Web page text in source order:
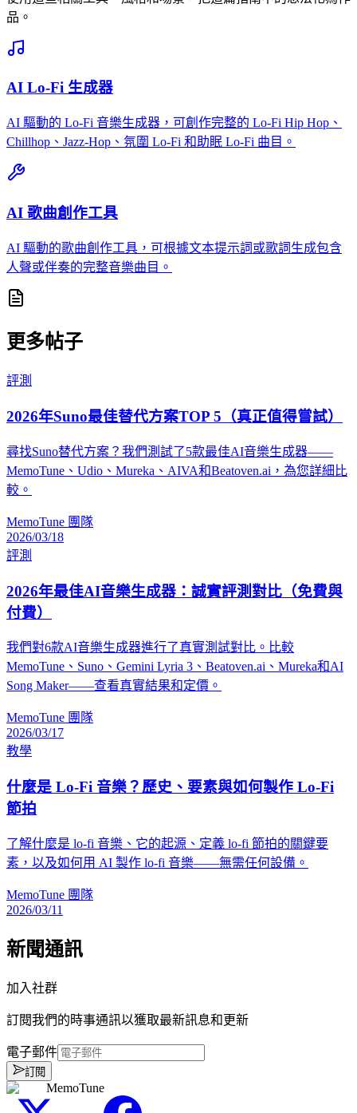
品。
AI Lo-Fi 生成器
AI 驅動的 Lo-Fi 音樂生成器，可創作完整的 Lo-Fi Hip Hop、
Chillhop、Jazz-Hop、氛圍 Lo-Fi 和助眠 Lo-Fi 曲目。
AI 歌曲創作工具
AI 驅動的歌曲創作工具，可根據文本提示詞或歌詞生成包含
人聲或伴奏的完整音樂曲目。
更多帖子
評測
2026年Suno最佳替代方案TOP 5（真正值得嘗試）
尋找Suno替代方案？我們測試了5款最佳AI音樂生成器——
MemoTune、Udio、Mureka、AIVA和Beatoven.ai，為您詳細比
較。
MemoTune 團隊
2026/03/18
評測
2026年最佳AI音樂生成器：誠實評測對比（免費與
付費）
我們對6款AI音樂生成器進行了真實測試對比。比較
MemoTune、Suno、Gemini Lyria 3、Beatoven.ai、Mureka和AI
Song Maker——查看真實結果和定價。
MemoTune 團隊
2026/03/17
教學
什麼是 Lo-Fi 音樂？歷史、要素與如何製作 Lo-Fi
節拍
了解什麼是 lo-fi 音樂、它的起源、定義 lo-fi 節拍的關鍵要
素，以及如何用 AI 製作 lo-fi 音樂——無需任何設備。
MemoTune 團隊
2026/03/11
新聞通訊
加入社群
訂閱我們的時事通訊以獲取最新訊息和更新
電子郵件
訂閱
MemoTune